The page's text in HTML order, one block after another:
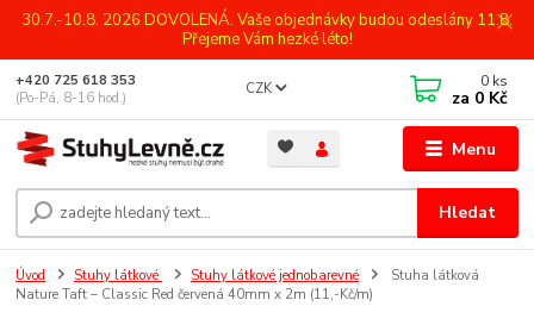
30.7.-10.8. 2026 DOVOLENÁ. Vaše objednávky budou odeslány 11.8.
Přejeme Vám hezké léto!
Menu
CZK
Hledat
+420 725 618 353
(Po-Pá, 8-16 hod.)
0 ks
za 0 Kč
Úvod Stuhy látkové Stuhy látkové jednobarevné
Stuha látková
Nature Taft – Classic Red červená 40mm x 2m (11,-Kč/m)